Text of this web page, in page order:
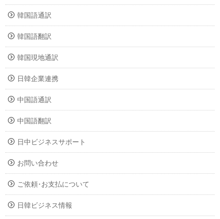
韓国語通訳
韓国語翻訳
韓国現地通訳
日韓企業連携
中国語通訳
中国語翻訳
日中ビジネスサポート
お問い合わせ
ご依頼･お支払について
日韓ビジネス情報